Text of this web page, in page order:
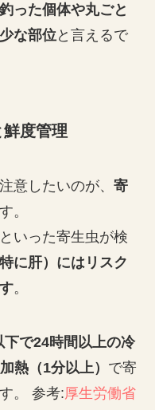
釣った個体や丸ごと
な部位と言えるで
度管理
意したいのが、 寄
。
いった寄生虫が検
に肝）にはリスク
。
で24時間以上の冷
熱（1分以上） で寄
。 参考:厚生労働省